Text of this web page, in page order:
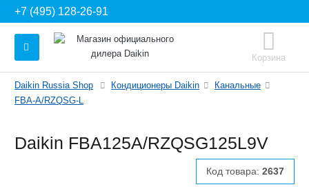
+7 (495) 128-26-91
Корзина
Daikin Russia Shop Кондиционеры Daikin
Канальные
FBA-A/RZQSG-L
Daikin FBA125A/RZQSG125L9V
Код товара: 2637